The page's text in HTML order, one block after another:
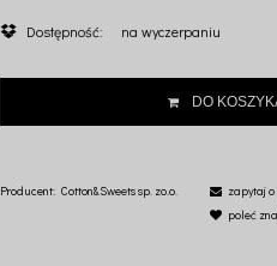
Dostępność: na wyczerpaniu
DO
Producent: Cotton&Sweets sp. zo.o.
zapytaj
poleć